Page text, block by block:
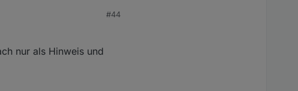
#44
nur als Hinweis und